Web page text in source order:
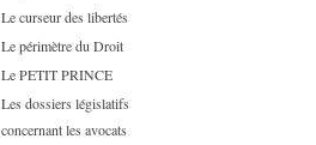
Le curseur des libertés
Le périmètre du Droit
Le PETIT PRINCE
Les dossiers législatifs
concernant les avocats